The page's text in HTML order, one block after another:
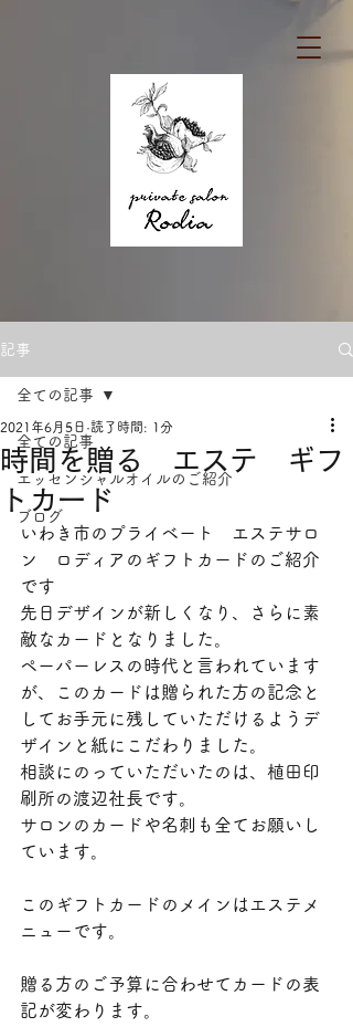
記事
全ての記事
エッセンシャルオイルのご紹介
ブログ
全ての記事
時間を贈る エステ ギフ
トカード
2021年6月5日 読了時間: 1分
いわき市のプライベート　エステサロ
ン　ロディアのギフトカードのご紹介
です
先日デザインが新しくなり、さらに素
敵なカードとなりました。
ペーパーレスの時代と言われています
が、このカードは贈られた方の記念と
してお手元に残していただけるようデ
ザインと紙にこだわりました。
相談にのっていただいたのは、植田印
刷所の渡辺社長です。
サロンのカードや名刺も全てお願いし
ています。
このギフトカードのメインはエステメ
ニューです。
贈る方のご予算に合わせてカードの表
記が変わります。